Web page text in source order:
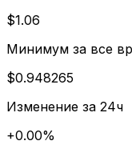
$1.06
Минимум за все
$0.948265
Изменение за 24ч
+0.00%